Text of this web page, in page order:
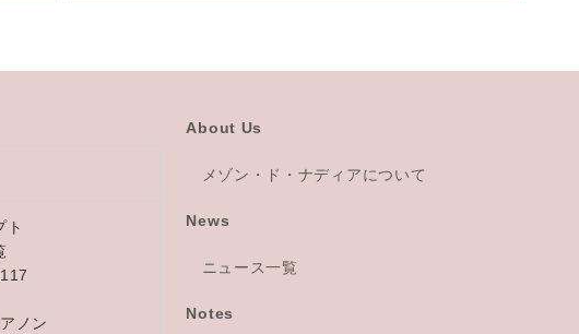
ト
ノン
About Us
メゾン・ド・ナディアについて
News
ニュース一覧
Notes